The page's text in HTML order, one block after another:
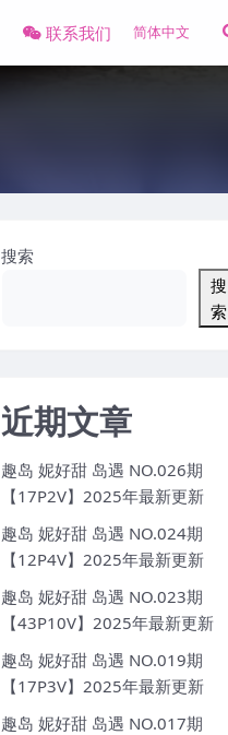
联系我们
搜索
搜
索
近期文章
趣岛 妮好甜 岛遇 NO.026期
【17P2V】2025年最新更新
趣岛 妮好甜 岛遇 NO.024期
【12P4V】2025年最新更新
趣岛 妮好甜 岛遇 NO.023期
【43P10V】2025年最新更新
趣岛 妮好甜 岛遇 NO.019期
【17P3V】2025年最新更新
趣岛 妮好甜 岛遇 NO.017期